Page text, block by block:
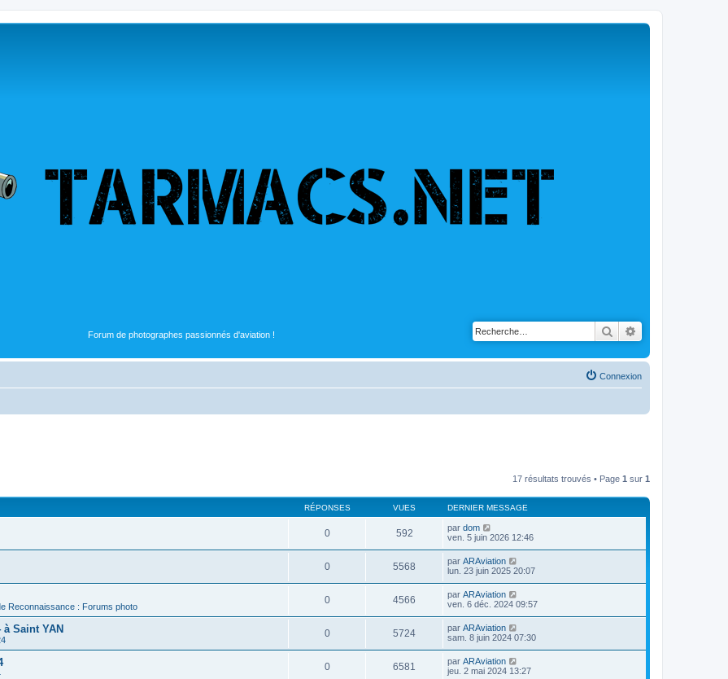
Forum de photographes passionnés d'aviation ! Rechercher
Connexion
17 résultats trouvés • Page 1 sur 1
RÉPONSES VUES DERNIER MESSAGE
0 592 par dom
ven. 5 juin 2026 12:46
0 5568 par ARAviation
lun. 23 juin 2025 20:07
Reconnaissance : Forums photo
0 4566 par ARAviation
ven. 6 déc. 2024 09:57
Saint YAN 0 5724 par ARAviation
sam. 8 juin 2024 07:30
0 6581 par ARAviation
jeu. 2 mai 2024 13:27